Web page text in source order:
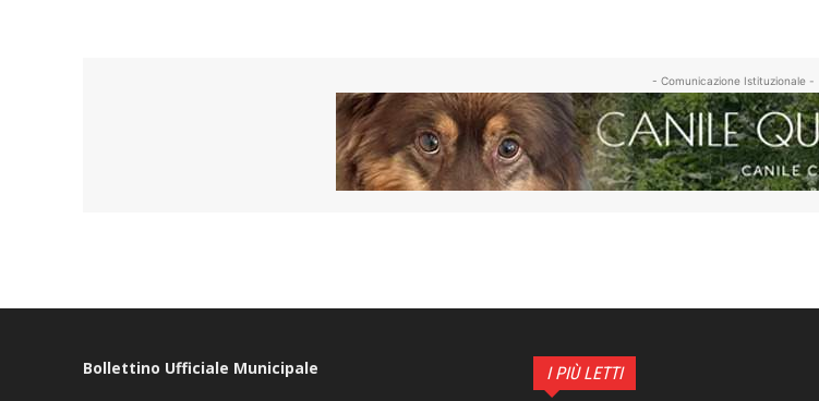
- Comunicazione Istituzionale -
Bollettino Ufficiale Municipale I PIÙ LETTI